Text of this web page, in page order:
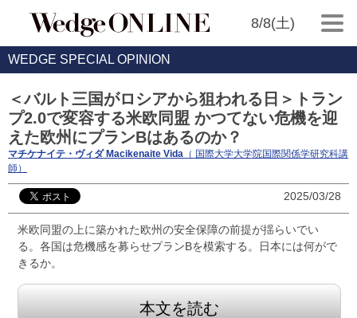
8/8(土)
WEDGE SPECIAL OPINION
＜バルト三国がロシアから狙われる日＞トラン
プ2.0で変容する米欧同盟 かつてない危機を迎
えた欧州にプランBはあるのか？
マチケナイテ・ヴィダ Macikenaite Vida （ 国際大学大学院国際関係学研究科講
師）
2025/03/28
米欧同盟の上に築かれた欧州の安全保障の前提が揺らいでい
る。各国は危機感を募らせプランBを模索する。日本には何がで
きるか。
本文を読む